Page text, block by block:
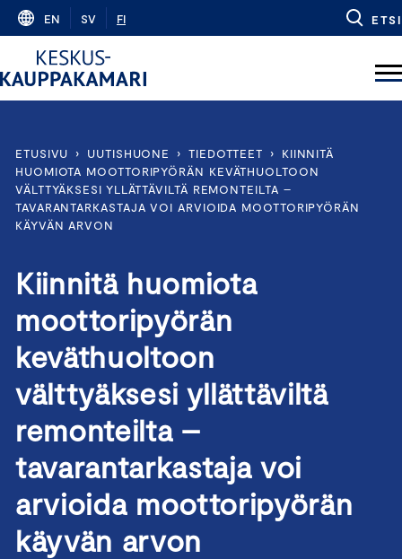
Skip
content
EN SV FI ETSI
ETUSIVU › UUTISHUONE › TIEDOTTEET ›
KIINNITÄ
HUOMIOTA MOOTTORIPYÖRÄN KEVÄTHUOLTOON
VÄLTTYÄKSESI YLLÄTTÄVILTÄ REMONTEILTA –
TAVARANTARKASTAJA VOI ARVIOIDA MOOTTORIPYÖRÄN
KÄYVÄN ARVON
Kiinnitä huomiota
moottoripyörän
keväthuoltoon
välttyäksesi yllättäviltä
remonteilta –
tavarantarkastaja voi
arvioida moottoripyörän
käyvän arvon